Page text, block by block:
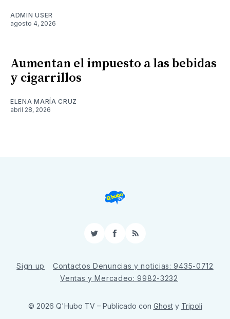
ADMIN USER
agosto 4, 2026
Aumentan el impuesto a las bebidas
y cigarrillos
ELENA MARÍA CRUZ
abril 28, 2026
TwitterFacebook
RSS
Sign up
Contactos Denuncias y noticias: 9435-0712
Ventas y Mercadeo: 9982-3232
© 2026 Q'Hubo TV – Publicado con Ghosty Tripoli